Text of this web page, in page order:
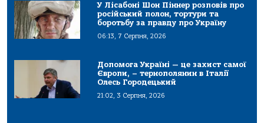
У Лісабоні Шон Піннер розповів про
російський полон, тортури та
боротьбу за правду про Україну
06:13, 7 Серпня, 2026
Допомога Україні — це захист самої
Європи, – тернополянин в Італії
Олесь Городецький
21:02, 3 Серпня, 2026